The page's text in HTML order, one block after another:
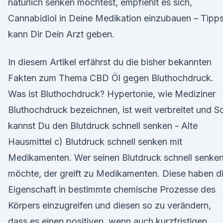
natürlich senken möchtest, empfiehlt es sich,
Cannabidiol in Deine Medikation einzubauen –
kann Dir Dein Arzt geben.
In diesem Artikel erfährst du die bisher bekannten
Fakten zum Thema CBD Öl gegen Bluthochdruck.
Was ist Bluthochdruck? Hypertonie, wie Mediziner
Bluthochdruck bezeichnen, ist weit verbreitet und
kannst Du den Blutdruck schnell senken - Alte
Hausmittel c) Blutdruck schnell senken mit
Medikamenten. Wer seinen Blutdruck schnell senken
möchte, der greift zu Medikamenten. Diese haben
Eigenschaft in bestimmte chemische Prozesse des
Körpers einzugreifen und diesen so zu verändern,